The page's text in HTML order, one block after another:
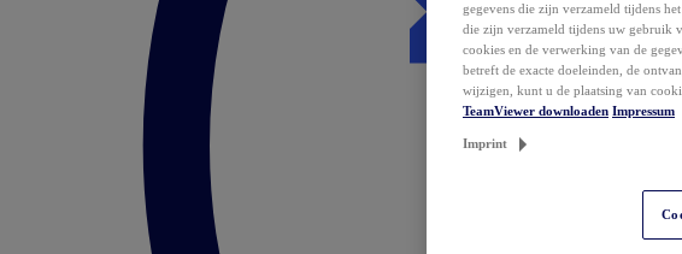
gegevens die zijn verzameld tijdens
die zijn verzameld tijdens uw gebruik
cookies en de verwerking van de
betreft de exacte doeleinden, de
wijzigen, kunt u de plaatsing van
TeamViewer downloaden Impressum
Imprint